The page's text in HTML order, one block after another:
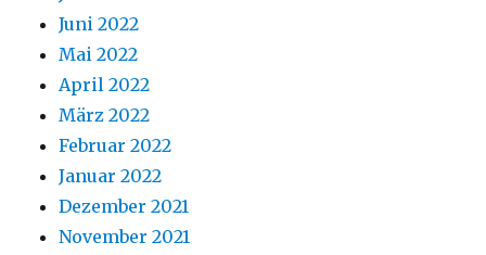
Juni 2022
Mai 2022
April 2022
März 2022
Februar 2022
Januar 2022
Dezember 2021
November 2021